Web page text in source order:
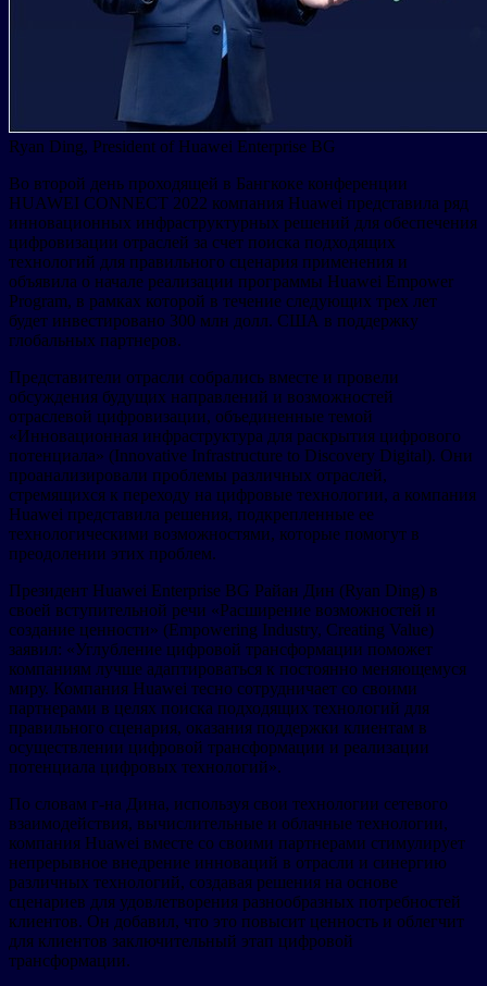
Ryan Ding, President of Huawei Enterprise BG
Во второй день проходящей в Бангкоке конференции
HUAWEI CONNECT 2022 компания Huawei представила ряд
инновационных инфраструктурных решений для обеспечения
цифровизации отраслей за счет поиска подходящих
технологий для правильного сценария применения и
объявила о начале реализации программы Huawei Empower
Program, в рамках которой в течение следующих трех лет
будет инвестировано 300 млн долл. США в поддержку
глобальных партнеров.
Представители отрасли собрались вместе и провели
обсуждения будущих направлений и возможностей
отраслевой цифровизации, объединенные темой
«Инновационная инфраструктура для раскрытия цифрового
потенциала» (Innovative Infrastructure to Discovery Digital). Они
проанализировали проблемы различных отраслей,
стремящихся к переходу на цифровые технологии, а компания
Huawei представила решения, подкрепленные ее
технологическими возможностями, которые помогут в
преодолении этих проблем.
Президент Huawei Enterprise BG Райан Дин (Ryan Ding) в
своей вступительной речи «Расширение возможностей и
создание ценности» (Empowering Industry, Creating Value)
заявил: «Углубление цифровой трансформации поможет
компаниям лучше адаптироваться к постоянно меняющемуся
миру. Компания Huawei тесно сотрудничает со своими
партнерами в целях поиска подходящих технологий для
правильного сценария, оказания поддержки клиентам в
осуществлении цифровой трансформации и реализации
потенциала цифровых технологий».
По словам г-на Дина, используя свои технологии сетевого
взаимодействия, вычислительные и облачные технологии,
компания Huawei вместе со своими партнерами стимулирует
непрерывное внедрение инноваций в отрасли и синергию
различных технологий, создавая решения на основе
сценариев для удовлетворения разнообразных потребностей
клиентов. Он добавил, что это повысит ценность и облегчит
для клиентов заключительный этап цифровой
трансформации.